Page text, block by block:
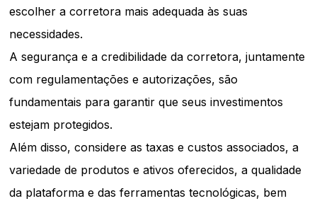
escolher a corretora mais adequada às suas
necessidades.
A segurança e a credibilidade da corretora, juntamente
com regulamentações e autorizações, são
fundamentais para garantir que seus investimentos
estejam protegidos.
Além disso, considere as taxas e custos associados, a
variedade de produtos e ativos oferecidos, a qualidade
da plataforma e das ferramentas tecnológicas, bem